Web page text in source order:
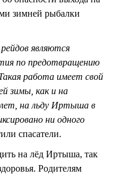
зимней рыбалки
являются
по предотвращению
работа имеет свой
зимы, как и на
на льду Иртыша в
ни одного
спасатели.
на лёд Иртыша, так
Родителям